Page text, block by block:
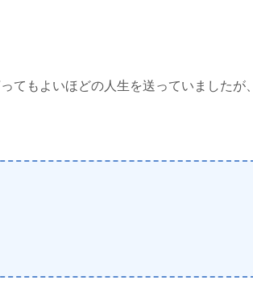
てもよいほどの人生を送っていましたが、